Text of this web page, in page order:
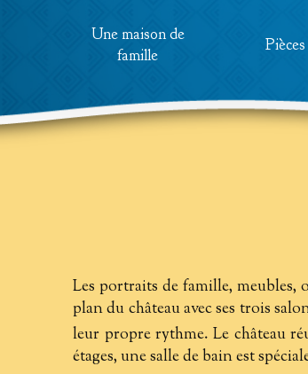
Une maison de
famille
Pièces
Les portraits de famille, meubles,
plan du château avec ses trois
leur propre rythme. Le château
étages, une salle de bain est